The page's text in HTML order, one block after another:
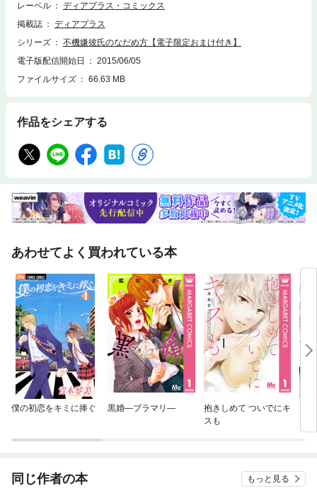
レーベル
ディアプラス・コミックス
掲載誌
ディアプラス
シリーズ
不機嫌彼氏のなだめ方【電子限定おまけ付き】
電子版配信開始日
2015/06/05
ファイルサイズ
66.63 MB
作品をシェアする
あわせてよく買われている本
僕の初恋をキミに捧ぐ 黒婚—ブラマリ—
抱きしめて ついでにキ
スも
同じ作者の本 もっと見る